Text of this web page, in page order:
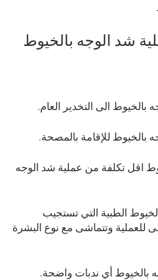
شد الوجه بالخيوط
بالخيوط الى التخدير العام.
بالخيوط للإقامة بالمصحة.
اقل تكلفة من عملية شد الوجه
الطبية التي تستجيب
للعملية وتتماشى مع نوع البشرة
بالخيوط أي ندبات واضحة.